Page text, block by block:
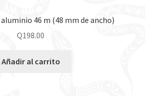
46 m (48 mm de ancho)
Q198.00
Añadir al carrito